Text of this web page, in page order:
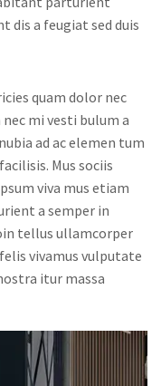
dis a feugiat sed duis
quam dolor nec
mi vesti bulum a
ad ac elemen tum
Mus sociis
viva mus etiam
a semper in
tellus ullamcorper
vivamus vulputate
itur massa